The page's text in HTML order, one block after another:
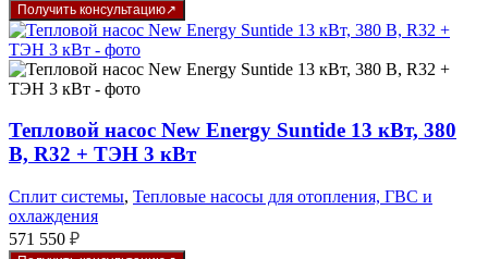
Получить консультацию
Тепловой насос New Energy Suntide 13 кВт, 380
В, R32 + ТЭН 3 кВт
Сплит системы, Тепловые насосы для отопления, ГВС и
охлаждения
571 550 ₽